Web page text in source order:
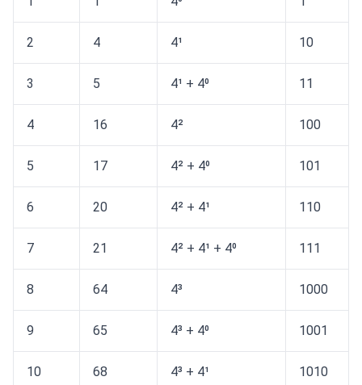
2 4 4¹ 10
3 5 4¹ + 4⁰ 11
4 16 4² 100
5 17 4² + 4⁰ 101
6 20 4² + 4¹ 110
7 21 4² + 4¹ + 4⁰ 111
8 64 4³ 1000
9 65 4³ + 4⁰ 1001
10 68 4³ + 4¹ 1010